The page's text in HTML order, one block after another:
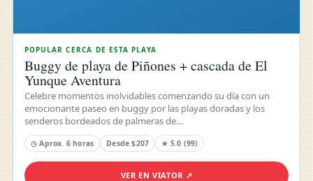
POPULAR CERCA DE ESTA PLAYA
Buggy de playa de Piñones + cascada de El
Yunque Aventura
Celebre momentos inolvidables comenzando su día con un
emocionante paseo en buggy por las playas doradas y los
senderos bordeados de palmeras de…
◷ Aprox. 6 horas Desde $207 ★ 5.0 (99)
VER EN VIATOR ↗